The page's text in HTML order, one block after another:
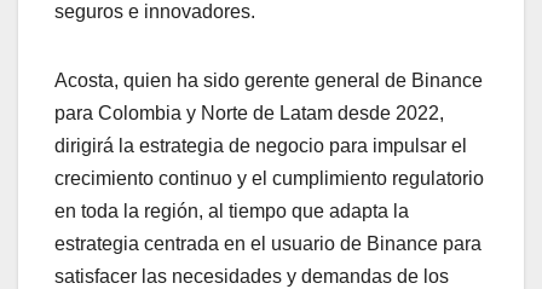
seguros e innovadores.
Acosta, quien ha sido gerente general de Binance
para Colombia y Norte de Latam desde 2022,
dirigirá la estrategia de negocio para impulsar el
crecimiento continuo y el cumplimiento regulatorio
en toda la región, al tiempo que adapta la
estrategia centrada en el usuario de Binance para
satisfacer las necesidades y demandas de los